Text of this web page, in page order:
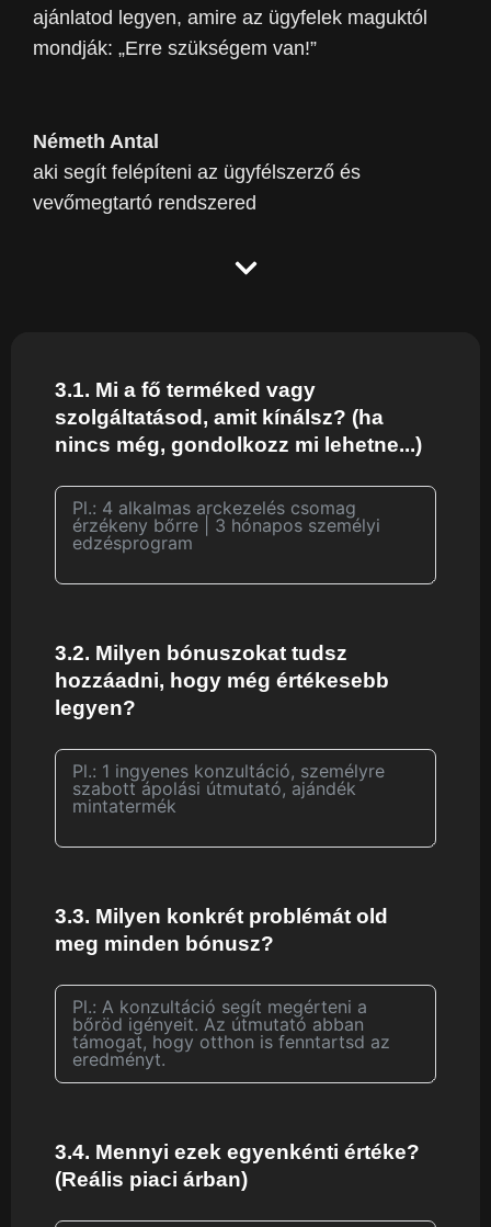
ajánlatod legyen, amire az ügyfelek maguktól
mondják: „Erre szükségem van!”
Németh Antal
aki segít felépíteni az ügyfélszerző és
vevőmegtartó rendszered
3.1. Mi a fő terméked vagy
szolgáltatásod, amit kínálsz? (ha
nincs még, gondolkozz mi lehetne...)
3.2. Milyen bónuszokat tudsz
hozzáadni, hogy még értékesebb
legyen?
3.3. Milyen konkrét problémát old
meg minden bónusz?
3.4. Mennyi ezek egyenkénti értéke?
(Reális piaci árban)